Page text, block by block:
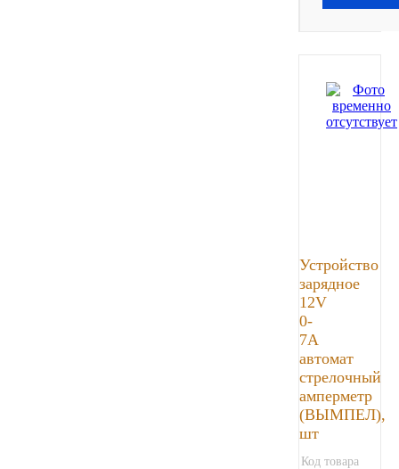
Устройство
зарядное
12V
0-
7А
автомат
стрелочный
амперметр
(ВЫМПЕЛ),
шт
Код товара